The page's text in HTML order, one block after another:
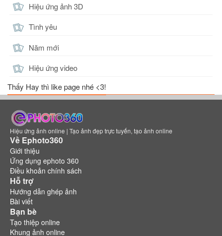
Hiệu ứng ảnh 3D
Tình yêu
Năm mới
Hiệu ứng video
Thấy Hay thì like page nhé <3!
Hiệu ứng ảnh online | Tạo ảnh đẹp trực tuyến, tạo ảnh online
Về Ephoto360
Giới thiệu
Ứng dụng ephoto 360
Điều khoản chính sách
Hỗ trợ
Hướng dẫn ghép ảnh
Bài viết
Bạn bè
Tạo thiệp online
Khung ảnh online